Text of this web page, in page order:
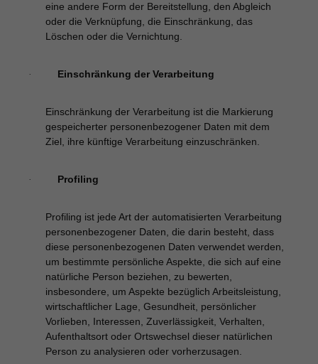
eine andere Form der Bereitstellung, den Abgleich
oder die Verknüpfung, die Einschränkung, das
Löschen oder die Vernichtung.
· Einschränkung der Verarbeitung
Einschränkung der Verarbeitung ist die Markierung
gespeicherter personenbezogener Daten mit dem
Ziel, ihre künftige Verarbeitung einzuschränken.
· Profiling
Profiling ist jede Art der automatisierten Verarbeitung
personenbezogener Daten, die darin besteht, dass
diese personenbezogenen Daten verwendet werden,
um bestimmte persönliche Aspekte, die sich auf eine
natürliche Person beziehen, zu bewerten,
insbesondere, um Aspekte bezüglich Arbeitsleistung,
wirtschaftlicher Lage, Gesundheit, persönlicher
Vorlieben, Interessen, Zuverlässigkeit, Verhalten,
Aufenthaltsort oder Ortswechsel dieser natürlichen
Person zu analysieren oder vorherzusagen.